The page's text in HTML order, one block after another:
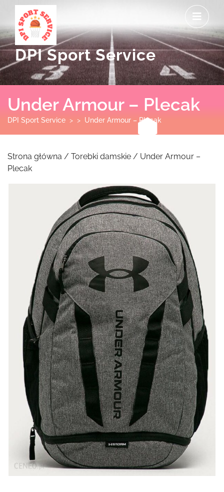
content
DPI Sport Service
Under Armour – Plecak
DPI Sport Service > > Under Armour – Plecak
Strona główna / Torebki damskie / Under Armour –
Plecak